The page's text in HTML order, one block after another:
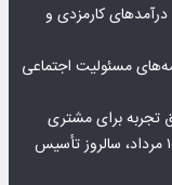
درآمدهای کارمزدی و
تومان به برنامه‌های مسئولیت اجتماعی
تجربه برای مشتری
پیام مدیرعامل بانک توسعه تعاون به مناسبت ۱۵ مرداد، سالروز تأسیس